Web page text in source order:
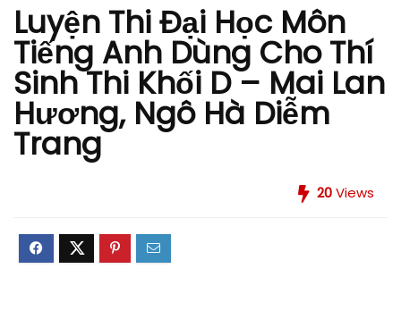
Luyện Thi Đại Học Môn
Tiếng Anh Dùng Cho Thí
Sinh Thi Khối D – Mai Lan
Hương, Ngô Hà Diễm
Trang
20Views